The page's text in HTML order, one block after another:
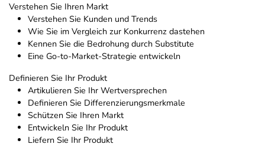
Verstehen Sie Ihren Markt
Verstehen Sie Kunden und Trends
Wie Sie im Vergleich zur Konkurrenz dastehen
Kennen Sie die Bedrohung durch Substitute
Eine Go-to-Market-Strategie entwickeln
Definieren Sie Ihr Produkt
Artikulieren Sie Ihr Wertversprechen
Definieren Sie Differenzierungsmerkmale
Schützen Sie Ihren Markt
Entwickeln Sie Ihr Produkt
Liefern Sie Ihr Produkt